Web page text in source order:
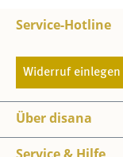
Service-Hotline
Widerruf einlegen
Über disana